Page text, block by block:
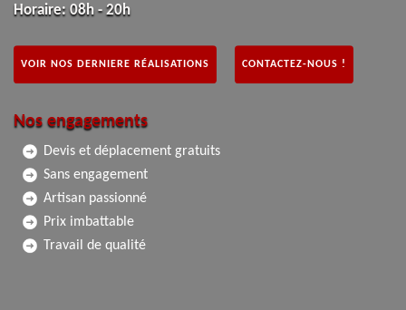
Horaire: 08h - 20h
VOIR NOS DERNIERE RÉALISATIONS CONTACTEZ-NOUS !
Nos engagements
Devis et déplacement gratuits
Sans engagement
Artisan passionné
Prix imbattable
Travail de qualité